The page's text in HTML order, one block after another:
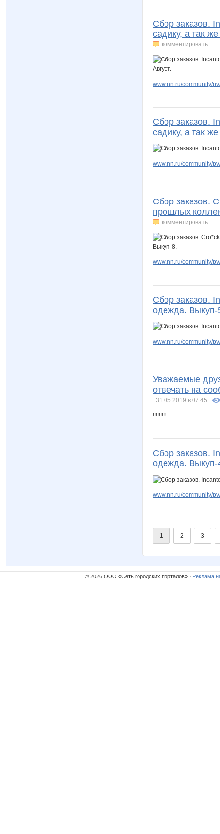
Сбор заказов.
садику, а так
комментировать
www.nn.ru/community/
Сбор заказов.
садику, а так
www.nn.ru/community/
Сбор заказов.
прошлых
комментировать
www.nn.ru/community/
Сбор заказов.
одежда. Выкуп-
www.nn.ru/community/
Уважаемые
отвечать на
31.05.2019 в 07:45
!!!!!!!!!
Сбор заказов.
одежда. Выкуп-
www.nn.ru/community/
1 2 3
© 2026 ООО «Сеть городских порталов» · Реклама